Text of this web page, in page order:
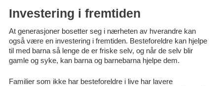
Investering i fremtiden
At generasjoner bosetter seg i nærheten av hverandre kan
også være en investering i fremtiden. Besteforeldre kan hjelpe
til med barna så lenge de er friske selv, og når de selv blir
gamle og syke, kan barna og barnebarna hjelpe dem.
Familier som ikke har besteforeldre i live har lavere